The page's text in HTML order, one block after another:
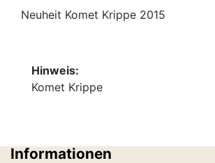
Neuheit Komet Krippe 2015
Hinweis:
Komet Krippe
Informationen